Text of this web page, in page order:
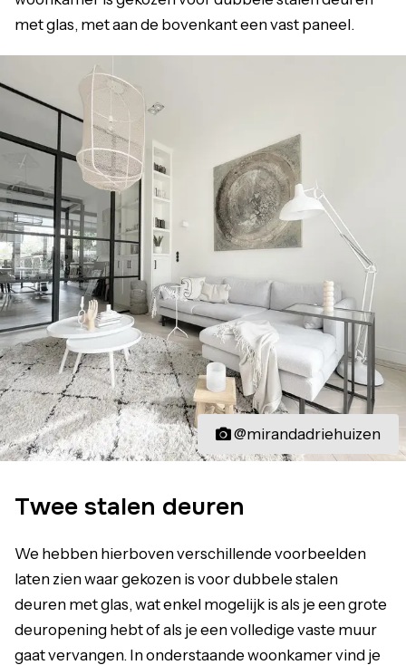
met glas, met aan de bovenkant een vast paneel.
@mirandadriehuizen
Twee stalen deuren
We hebben hierboven verschillende voorbeelden
laten zien waar gekozen is voor dubbele stalen
deuren met glas, wat enkel mogelijk is als je een grote
deuropening hebt of als je een volledige vaste muur
gaat vervangen. In onderstaande woonkamer vind je